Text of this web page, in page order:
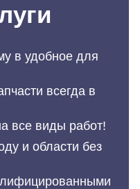
в удобное для
всегда в
все виды работ!
и области без